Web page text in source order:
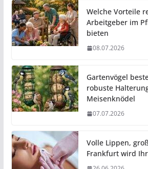
Welche Vorteile
Arbeitgeber im
bieten
08.07.2026
Gartenvögel
robuste
Meisenknödel
07.07.2026
Volle Lippen,
Frankfurt wird